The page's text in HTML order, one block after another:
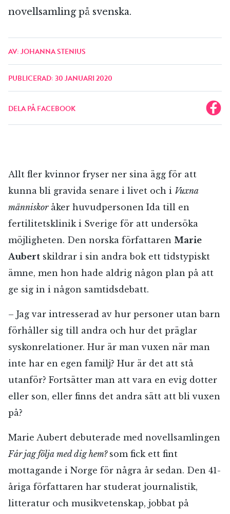
novellsamling på svenska.
AV: JOHANNA STENIUS
PUBLICERAD: 30 JANUARI 2020
DELA PÅ FACEBOOK
Allt fler kvinnor fryser ner sina ägg för att
kunna bli gravida senare i livet och i Vuxna
människoråker huvudpersonen Ida till en
fertilitetsklinik i Sverige för att undersöka
möjligheten. Den norska författaren Marie
Aubert skildrar i sin andra bok ett tidstypiskt
ämne, men hon hade aldrig någon plan på att
ge sig in i någon samtidsdebatt.
– Jag var intresserad av hur personer utan barn
förhåller sig till andra och hur det präglar
syskonrelationer. Hur är man vuxen när man
inte har en egen familj? Hur är det att stå
utanför? Fortsätter man att vara en evig dotter
eller son, eller finns det andra sätt att bli vuxen
på?
Marie Aubert debuterade med novellsamlingen
Får jag följa med dig hem? som fick ett fint
mottagande i Norge för några år sedan. Den 41-
åriga författaren har studerat journalistik,
litteratur och musikvetenskap, jobbat på